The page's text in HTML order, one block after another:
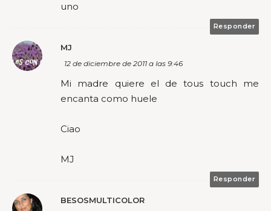
uno
Responder
MJ
12 de diciembre de 2011 a las 9:46
Mi madre quiere el de tous touch me
encanta como huele
Ciao
MJ
Responder
BESOSMULTICOLOR